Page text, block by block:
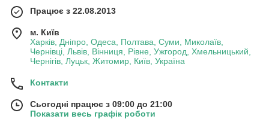
Працює з 22.08.2013
м. Київ
Харків, Дніпро, Одеса, Полтава, Суми, Миколаїв,
Чернівці, Львів, Вінниця, Рівне, Ужгород, Хмельницький,
Чернігів, Луцьк, Житомир, Київ, Україна
Контакти
Сьогодні працює з 09:00 до 21:00
Показати весь графік роботи